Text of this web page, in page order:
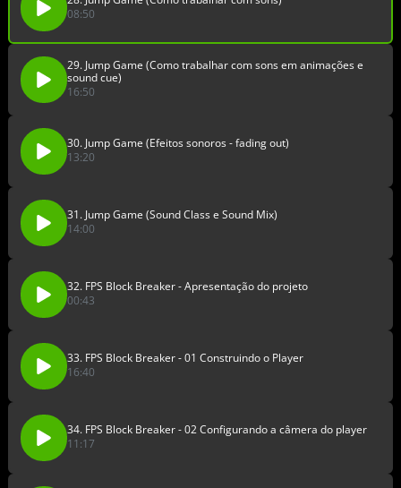
08:50
29. Jump Game (Como trabalhar com sons em animações e
sound cue)
16:50
30. Jump Game (Efeitos sonoros - fading out)
13:20
31. Jump Game (Sound Class e Sound Mix)
14:00
32. FPS Block Breaker - Apresentação do projeto
00:43
33. FPS Block Breaker - 01 Construindo o Player
16:40
34. FPS Block Breaker - 02 Configurando a câmera do player
11:17